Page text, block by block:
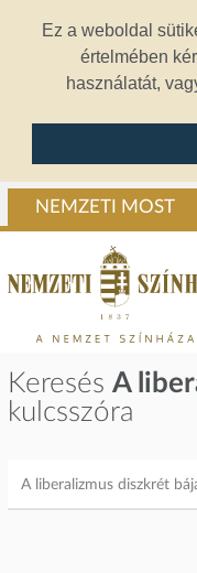
Ez a weboldal
értelmében
használatát,
NEMZETI MOST
Keresés A
kulcsszóra